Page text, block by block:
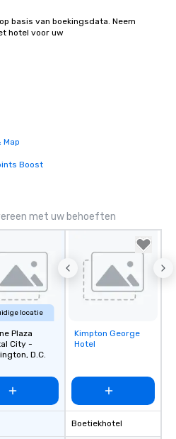
basis van boekingsdata. Neem
hotel voor uw
Map
Boost
met uw behoeften
locatie
Plaza
City -
D.C.
Removed from
favorites
Kimpton George
Hotel
Boetiekhotel